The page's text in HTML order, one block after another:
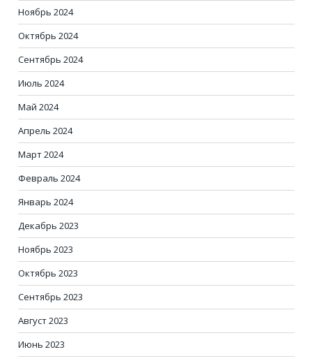
Ноябрь 2024
Октябрь 2024
Сентябрь 2024
Июль 2024
Май 2024
Апрель 2024
Март 2024
Февраль 2024
Январь 2024
Декабрь 2023
Ноябрь 2023
Октябрь 2023
Сентябрь 2023
Август 2023
Июнь 2023